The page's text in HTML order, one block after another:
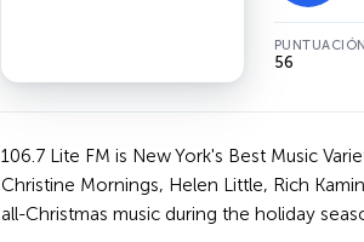
PUNTUACIÓN
56
106.7 Lite FM is New York's Best Music
Christine Mornings, Helen Little, Rich
all-Christmas music during the holiday